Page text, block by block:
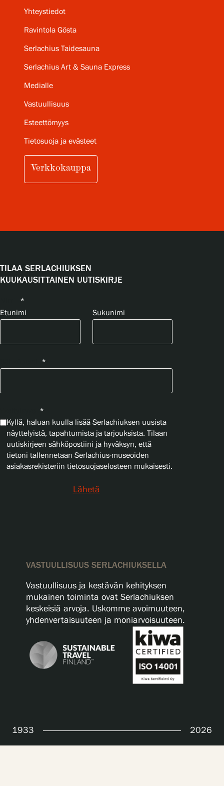
Yhteystiedot
Ravintola Gösta
Serlachius Taidesauna
Serlachius Art & Sauna Express
Medialle
Vastuullisuus
Esteettömyys
Tietosuoja ja evästeet
Verkkokauppa
TILAA SERLACHIUKSEN
KUUKAUSITTAINEN UUTISKIRJE
*
Etunimi
Sukunimi
*
*
Kyllä, haluan kuulla lisää Serlachiuksen uusista
näyttelyistä, tapahtumista ja tarjouksista. Tilaan
uutiskirjeen sähköpostiini ja hyväksyn, että
tietoni tallennetaan Serlachius-museoiden
asiakasrekisteriin tietosuojaselosteen mukaisesti.
Lähetä
VASTUULLISUUS SERLACHIUKSELLA
Vastuullisuus ja kestävän kehityksen
mukainen toiminta ovat Serlachiuksen
keskeisiä arvoja. Uskomme avoimuuteen,
yhdenvertaisuuteen ja moniarvoisuuteen.
1933 2026